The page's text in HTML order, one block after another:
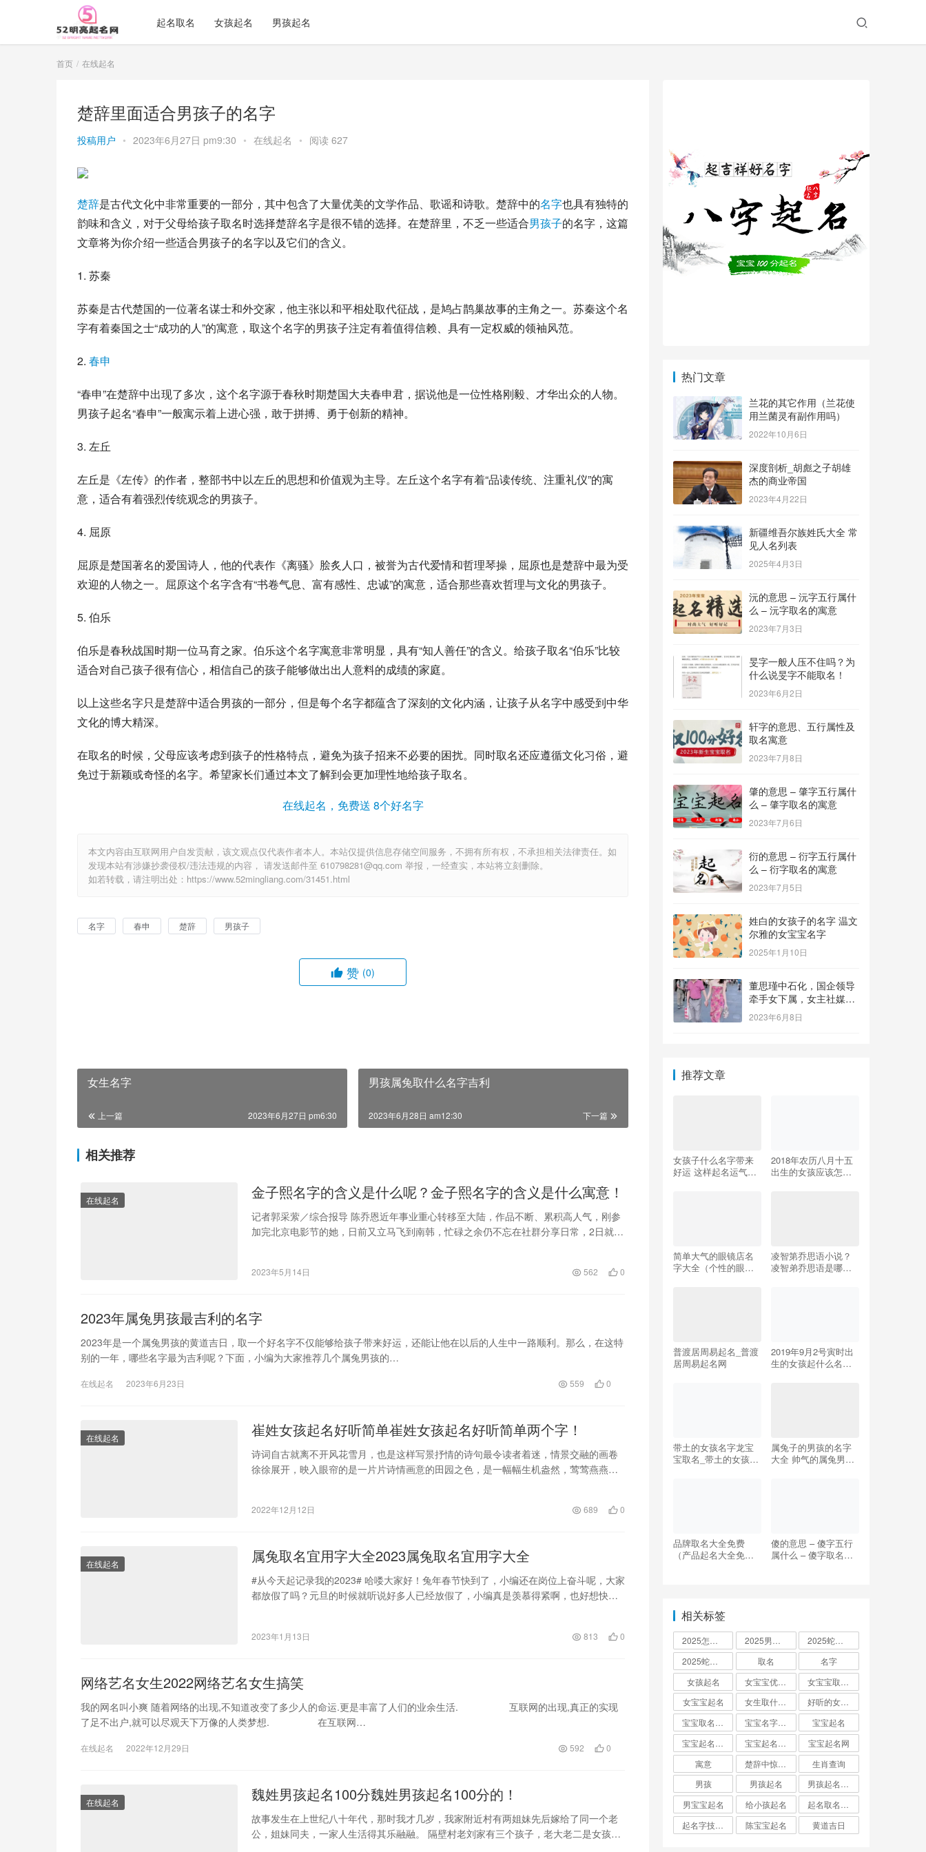
起名取名 女孩起名 男孩起名
首页 在线起名
楚辞里面适合男孩子的名字
投稿用户 • 2023年6月27日 pm9:30 • 在线起名 • 阅读 627
楚辞是古代文化中非常重要的一部分，其中包含了大量优美的文学作品、歌谣和诗歌。楚辞中的名字也具有独特的
韵味和含义，对于父母给孩子取名时选择楚辞名字是很不错的选择。在楚辞里，不乏一些适合男孩子的名字，这篇
文章将为你介绍一些适合男孩子的名字以及它们的含义。
1. 苏秦
苏秦是古代楚国的一位著名谋士和外交家，他主张以和平相处取代征战，是鸠占鹊巢故事的主角之一。苏秦这个名
字有着秦国之士“成功的人”的寓意，取这个名字的男孩子注定有着值得信赖、具有一定权威的领袖风范。
2. 春申
“春申”在楚辞中出现了多次，这个名字源于春秋时期楚国大夫春申君，据说他是一位性格刚毅、才华出众的人物。
男孩子起名“春申”一般寓示着上进心强，敢于拼搏、勇于创新的精神。
3. 左丘
左丘是《左传》的作者，整部书中以左丘的思想和价值观为主导。左丘这个名字有着“品读传统、注重礼仪”的寓
意，适合有着强烈传统观念的男孩子。
4. 屈原
屈原是楚国著名的爱国诗人，他的代表作《离骚》脍炙人口，被誉为古代爱情和哲理琴操，屈原也是楚辞中最为受
欢迎的人物之一。屈原这个名字含有“书卷气息、富有感性、忠诚”的寓意，适合那些喜欢哲理与文化的男孩子。
5. 伯乐
伯乐是春秋战国时期一位马育之家。伯乐这个名字寓意非常明显，具有“知人善任”的含义。给孩子取名“伯乐”比较
适合对自己孩子很有信心，相信自己的孩子能够做出出人意料的成绩的家庭。
以上这些名字只是楚辞中适合男孩的一部分，但是每个名字都蕴含了深刻的文化内涵，让孩子从名字中感受到中华
文化的博大精深。
在取名的时候，父母应该考虑到孩子的性格特点，避免为孩子招来不必要的困扰。同时取名还应遵循文化习俗，避
免过于新颖或奇怪的名字。希望家长们通过本文了解到会更加理性地给孩子取名。
在线起名，免费送 8个好名字
本文内容由互联网用户自发贡献，该文观点仅代表作者本人。本站仅提供信息存储空间服务，不拥有所有权，不承担相关法律责任。如
发现本站有涉嫌抄袭侵权/违法违规的内容， 请发送邮件至 610798281@qq.com 举报，一经查实，本站将立刻删除。
如若转载，请注明出处：https://www.52mingliang.com/31451.html
名字 春申 楚辞 男孩子
赞 (0)
女生名字
上一篇 2023年6月27日 pm6:30
男孩属兔取什么名字吉利
下一篇
2023年6月28日 am12:30
相关推荐
在线起名 金子熙名字的含义是什么呢？金子熙名字的含义是什么寓意！
记者郭采萦／综合报导 陈乔恩近年事业重心转移至大陆，作品不断、累积高人气，刚参
加完北京电影节的她，日前又立马飞到南韩，忙碌之余仍不忘在社群分享日常，2日就
2023年5月14日 562 0
2023年属兔男孩最吉利的名字
2023年是一个属兔男孩的黄道吉日，取一个好名字不仅能够给孩子带来好运，还能让他在以后的人生中一路顺利。那么，在这特
别的一年，哪些名字最为吉利呢？下面，小编为大家推荐几个属兔男孩的…
在线起名 2023年6月23日 559 0
在线起名 崔姓女孩起名好听简单崔姓女孩起名好听简单两个字！
诗词自古就离不开风花雪月，也是这样写景抒情的诗句最令读者着迷，情景交融的画卷
徐徐展开，映入眼帘的是一片片诗情画意的田园之色，是一幅幅生机盎然，莺莺燕燕的
2022年12月12日 689 0
在线起名 属兔取名宜用字大全2023属兔取名宜用字大全
#从今天起记录我的2023# 哈喽大家好！兔年春节快到了，小编还在岗位上奋斗呢，大家
都放假了吗？元旦的时候就听说好多人已经放假了，小编真是羡慕得紧啊，也好想快点
2023年1月13日 813 0
网络艺名女生2022网络艺名女生搞笑
我的网名叫小爽 随着网络的出现,不知道改变了多少人的命运.更是丰富了人们的业余生活. 互联网的出现,真正的实现
了足不出户,就可以尽观天下万像的人类梦想. 在互联网…
在线起名 2022年12月29日 592 0
在线起名 魏姓男孩起名100分魏姓男孩起名100分的！
故事发生在上世纪八十年代，那时我才几岁，我家附近村有两姐妹先后嫁给了同一个老
公，姐妹同夫，一家人生活得其乐融融。 隔壁村老刘家有三个孩子，老大老二是女孩，
热门文章
兰花的其它作用（兰花使
用兰菌灵有副作用吗）
2022年10月6日
深度剖析_胡彪之子胡雄
杰的商业帝国
2023年4月22日
新疆维吾尔族姓氏大全 常
见人名列表
2025年4月3日
沅的意思 – 沅字五行属什
么 – 沅字取名的寓意
2023年7月3日
旻字一般人压不住吗？为
什么说旻字不能取名！
2023年6月2日
轩字的意思、五行属性及
取名寓意
2023年7月8日
肇的意思 – 肇字五行属什
么 – 肇字取名的寓意
2023年7月6日
衍的意思 – 衍字五行属什
么 – 衍字取名的寓意
2023年7月5日
姓白的女孩子的名字 温文
尔雅的女宝宝名字
2025年1月10日
董思瑾中石化，国企领导
牵手女下属，女主社媒晒
钻戒，奢侈品众多还要买
保险箱
2023年6月8日
推荐文章
女孩子什么名字带来
好运 这样起名运气更
2018年农历八月十五
出生的女孩应该怎么
简单大气的眼镜店名
字大全（个性的眼镜
凌智第乔思语小说？
凌智弟乔思语是哪部
普渡居周易起名_普渡
居周易起名网
2019年9月2号寅时出
生的女孩起什么名字
带土的女孩名字龙宝
宝取名_带土的女孩名
属兔子的男孩的名字
大全 帅气的属兔男生
品牌取名大全免费
（产品起名大全免费
傻的意思 – 傻字五行
属什么 – 傻字取名的
相关标签
取名
名字
女孩起名
女宝宝起名
宝宝起名
宝宝起名网
寓意
生肖查询
男孩
男孩起名
男宝宝起名
给小孩起名
陈宝宝起名 黄道吉日